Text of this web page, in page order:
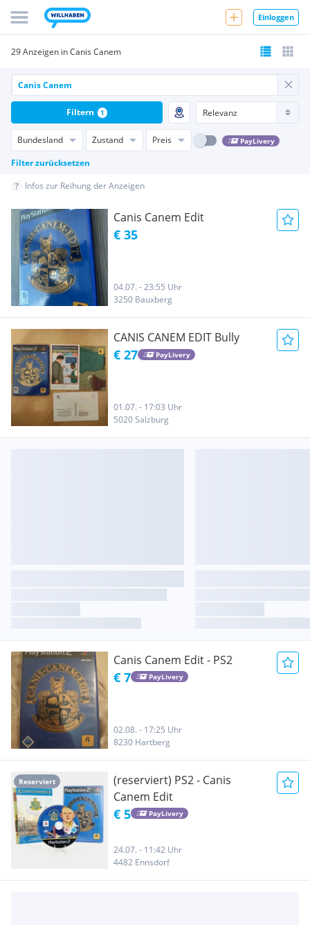
Einloggen
29 Anzeigen in Canis Canem
Bundesland Zustand Preis PayLivery
Filter zurücksetzen
Filtern 1
Infos zur Reihung der Anzeigen
Canis Canem Edit
€ 35
04.07. - 23:55 Uhr
3250 Bauxberg
CANIS CANEM EDIT Bully
€ 27 PayLivery
01.07. - 17:03 Uhr
5020 Salzburg
Canis Canem Edit - PS2
€ 7 PayLivery
02.08. - 17:25 Uhr
8230 Hartberg
Reserviert
(reserviert) PS2 - Canis
Canem Edit
€ 5 PayLivery
24.07. - 11:42 Uhr
4482 Ennsdorf